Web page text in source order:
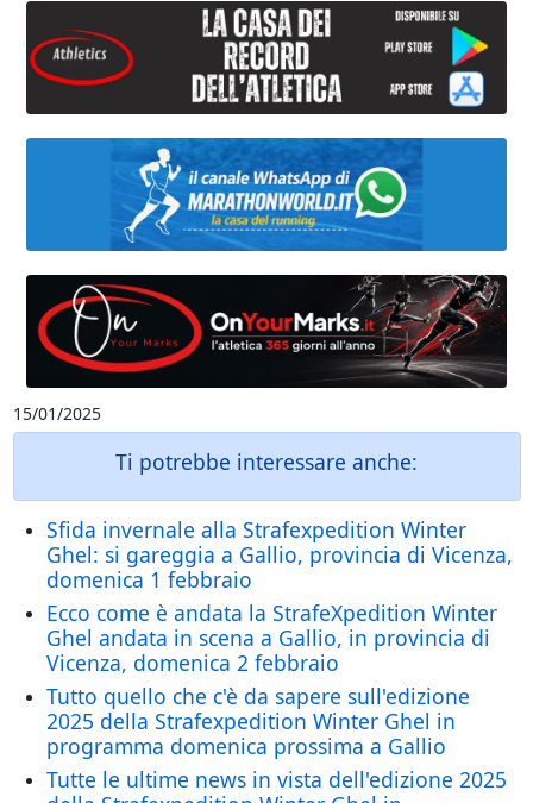
15/01/2025
Ti potrebbe interessare anche:
Sfida invernale alla Strafexpedition Winter
Ghel: si gareggia a Gallio, provincia di Vicenza,
domenica 1 febbraio
Ecco come è andata la StrafeXpedition Winter
Ghel andata in scena a Gallio, in provincia di
Vicenza, domenica 2 febbraio
Tutto quello che c'è da sapere sull'edizione
2025 della Strafexpedition Winter Ghel in
programma domenica prossima a Gallio
Tutte le ultime news in vista dell'edizione 2025